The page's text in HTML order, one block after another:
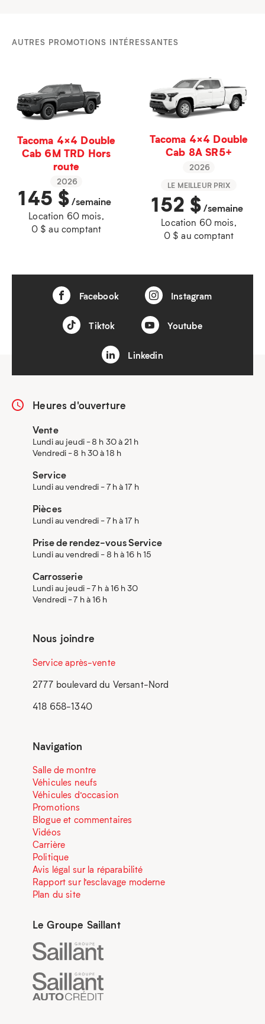
AUTRES PROMOTIONS INTÉRESSANTES
Tacoma 4×4 Double
Cab 6M TRD Hors
route
2026
145 $/semaine
Location 60 mois,
0 $ au comptant
Tacoma 4×4 Double
Cab 8A SR5+
2026
LE MEILLEUR PRIX
152 $/semaine
Location 60 mois,
0 $ au comptant
Facebook Instagram
Tiktok Youtube
Linkedin
Heures d'ouverture
Vente
Lundi au jeudi - 8 h 30 à 21 h
Vendredi - 8 h 30 à 18 h
Service
Lundi au vendredi - 7 h à 17 h
Pièces
Lundi au vendredi - 7 h à 17 h
Prise de rendez-vous Service
Lundi au vendredi - 8 h à 16 h 15
Carrosserie
Lundi au jeudi - 7 h à 16 h 30
Vendredi - 7 h à 16 h
Nous joindre
Service après-vente
2777 boulevard du Versant-Nord
418 658-1340
Navigation
Salle de montre
Véhicules neufs
Véhicules d’occasion
Promotions
Blogue et commentaires
Vidéos
Carrière
Politique
Avis légal sur la réparabilité
Rapport sur l’esclavage moderne
Plan du site
Le Groupe Saillant